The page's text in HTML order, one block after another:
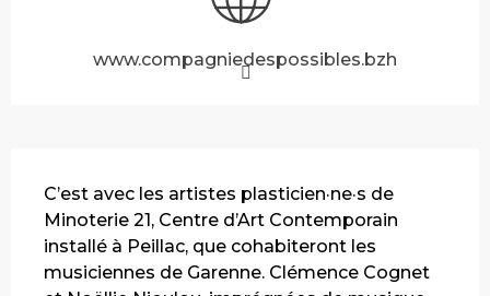
www.compagniedespossibles.bzh
C’est avec les artistes plasticien·ne·s de
Minoterie 21, Centre d’Art Contemporain
installé à Peillac, que cohabiteront les
musiciennes de Garenne. Clémence Cognet